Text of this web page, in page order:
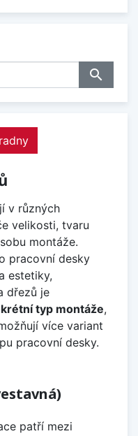
search
v různých
velikosti, tvaru
montáže.
pracovní desky
estetiky,
dřezů je
typ montáže,
více variant
pracovní desky.
patří mezi